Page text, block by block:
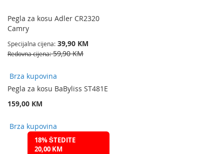
Pegla za kosu Adler CR2320
Camry
Specijalna cijena 39,90 KM
Redovna cijena 59,90 KM
Brza kupovina
Pegla za kosu BaByliss ST481E
159,00 KM
Brza kupovina
18% ŠTEDITE
20,00 KM